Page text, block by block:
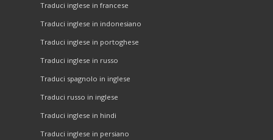
Traduci inglese in francese
Traduci inglese in indonesiano
Traduci inglese in portoghese
Traduci inglese in russo
Traduci spagnolo in inglese
Traduci russo in inglese
Traduci inglese in hindi
Traduci inglese in persiano